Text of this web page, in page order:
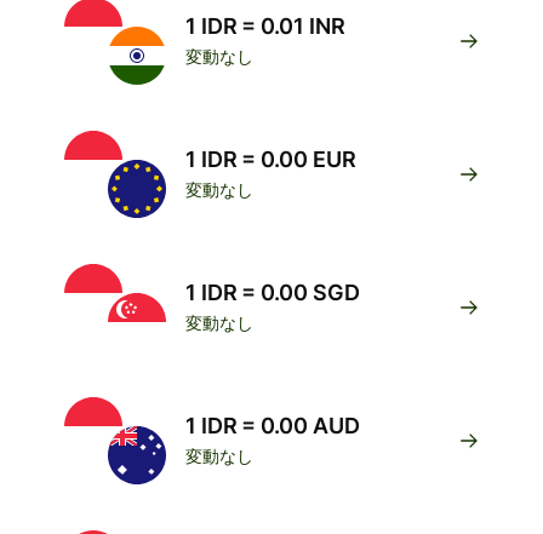
1 IDR = 0.01 INR
変動なし
1 IDR = 0.00 EUR
変動なし
1 IDR = 0.00 SGD
変動なし
1 IDR = 0.00 AUD
変動なし